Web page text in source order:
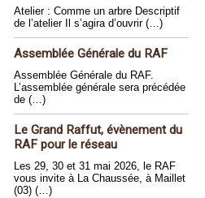
Atelier : Comme un arbre Descriptif
de l’atelier Il s’agira d’ouvrir (…)
Assemblée Générale du RAF
Assemblée Générale du RAF.
L’assemblée générale sera précédée
de (…)
Le Grand Raffut, évènement du
RAF pour le réseau
Les 29, 30 et 31 mai 2026, le RAF
vous invite à La Chaussée, à Maillet
(03) (…)